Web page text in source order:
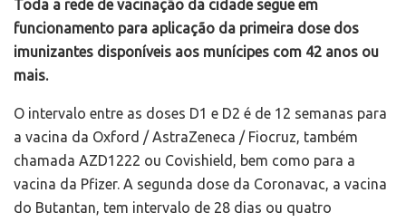
Toda a rede de vacinação da cidade segue em
funcionamento para aplicação da primeira dose dos
imunizantes disponíveis aos munícipes com 42 anos ou
mais.
O intervalo entre as doses D1 e D2 é de 12 semanas para
a vacina da Oxford / AstraZeneca / Fiocruz, também
chamada AZD1222 ou Covishield, bem como para a
vacina da Pfizer. A segunda dose da Coronavac, a vacina
do Butantan, tem intervalo de 28 dias ou quatro